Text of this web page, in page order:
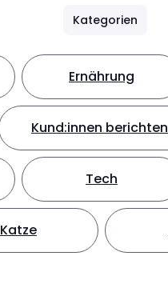
Kategorien
Ernährung
Kund:innen berichten
Tech
Katze